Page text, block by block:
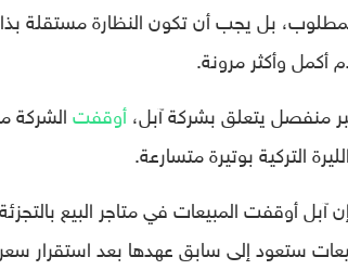
بل يجب أن تكون النظارة مستقلة
أكمل وأكثر مرونة.
منفصل يتعلق بشركة آبل،أوقفتالشركة
التركية بوتيرة متسارعة.
آبل أوقفت المبيعات في متاجر البيع
ستعود إلى سابق عهدها بعد استقرار